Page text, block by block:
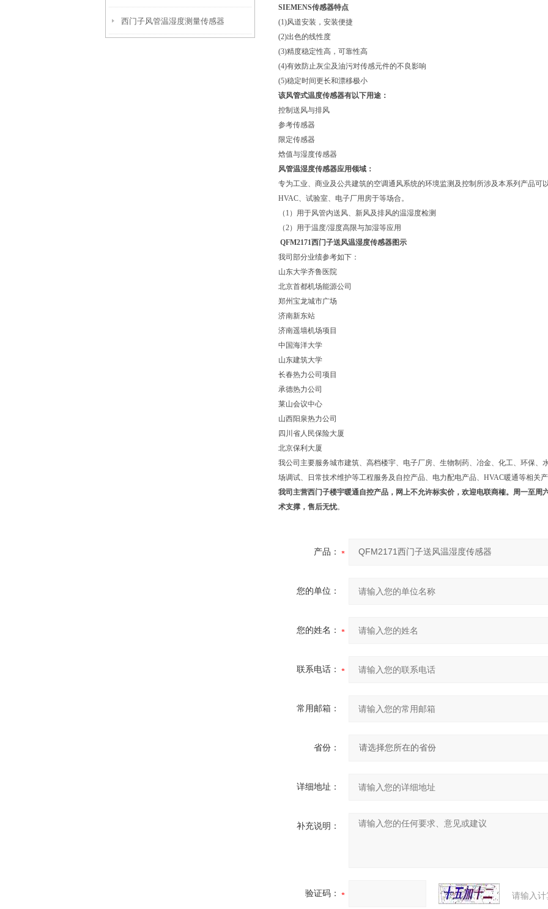
西门子风管温湿度测量传感器
SIEMENS传感器特点
(1)风道安装，安装便捷
(2)出色的线性度
(3)精度稳定性高，可靠性高
(4)有效防止灰尘及油污对传感元件的不良影响
(5)稳定时间更长和漂移极小
该风管式温度传感器有以下用途：
控制送风与排风
参考传感器
限定传感器
焓值与湿度传感器
风管温湿度传感器应用领域：
专为工业、商业及公共建筑的空调通风系统的环境监测及控制所涉及本系列产品可
HVAC、试验室、电子厂用房于等场合。
（1）用于风管内送风、新风及排风的温湿度检测
（2）用于温度/湿度高限与加湿等应用
QFM2171西门子送风温湿度传感器图示
我司部分业绩参考如下：
山东大学齐鲁医院
北京首都机场能源公司
郑州宝龙城市广场
济南新东站
济南遥墙机场项目
中国海洋大学
山东建筑大学
长春热力公司项目
承德热力公司
莱山会议中心
山西阳泉热力公司
四川省人民保险大厦
北京保利大厦
我公司主要服务城市建筑、高档楼宇、电子厂房、生物制药、冶金、化工、环保、
场调试、日常技术维护等工程服务及自控产品、电力配电产品、HVAC暖通等相关
我司主营西门子楼宇暖通自控产品，网上不允许标实价，欢迎电联商榷。 周一至周
术支撑，售后无忧。
产品：
您的单位：
您的姓名：
联系电话：
常用邮箱：
省份：
详细地址：
补充说明：
验证码： 请输入